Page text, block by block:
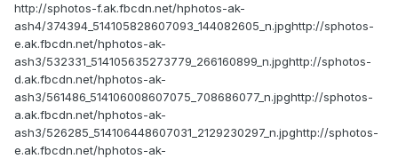
http://sphotos-f.ak.fbcdn.net/hphotos-ak-
ash4/374394_514105828607093_144082605_n.jpghttp://sphotos-
e.ak.fbcdn.net/hphotos-ak-
ash3/532331_514105635273779_266160899_n.jpghttp://sphotos-
d.ak.fbcdn.net/hphotos-ak-
ash3/561486_514106008607075_708686077_n.jpghttp://sphotos-
a.ak.fbcdn.net/hphotos-ak-
ash3/526285_514106448607031_2129230297_n.jpghttp://sphotos-
e.ak.fbcdn.net/hphotos-ak-